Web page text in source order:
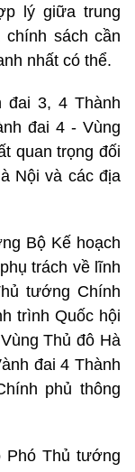
lý giữa trung
sách cần
nhất có thể.
đai 3, 4 Thành
đai 4 - Vùng
quan trọng đối
Nội và các địa
Bộ Kế hoạch
trách về lĩnh
tướng Chính
trình Quốc hội
Thủ đô Hà
đai 4 Thành
phủ thông
Phó Thủ tướng